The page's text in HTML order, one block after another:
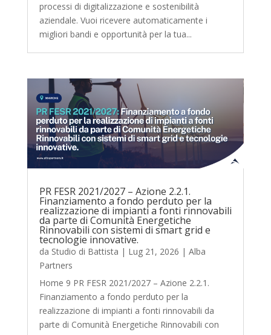
processi di digitalizzazione e sostenibilità
aziendale. Vuoi ricevere automaticamente i
migliori bandi e opportunità per la tua...
PR FESR 2021/2027 – Azione 2.2.1.
Finanziamento a fondo perduto per la
realizzazione di impianti a fonti rinnovabili
da parte di Comunità Energetiche
Rinnovabili con sistemi di smart grid e
tecnologie innovative.
da Studio di Battista | Lug 21, 2026 | Alba
Partners
Home 9 PR FESR 2021/2027 – Azione 2.2.1.
Finanziamento a fondo perduto per la
realizzazione di impianti a fonti rinnovabili da
parte di Comunità Energetiche Rinnovabili con